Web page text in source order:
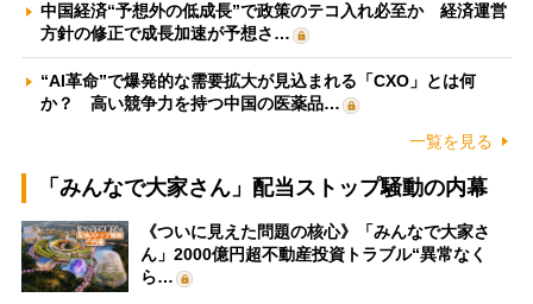
中国経済“予想外の低成長”で政策のテコ入れ必至か 経済運営
方針の修正で成長加速が予想さ…
“AI革命”で爆発的な需要拡大が見込まれる「CXO」とは何
か？ 高い競争力を持つ中国の医薬品…
一覧を見る
「みんなで大家さん」配当ストップ騒動の内幕
《ついに見えた問題の核心》「みんなで大家さ
ん」2000億円超不動産投資トラブル“異常なく
ら…